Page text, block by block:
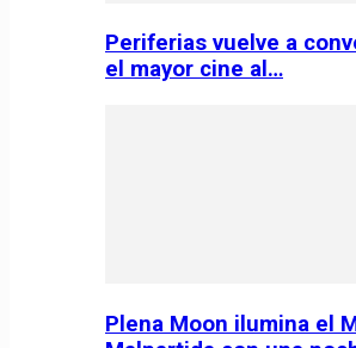
Periferias vuelve a
el mayor cine al…
Plena Moon ilumina el